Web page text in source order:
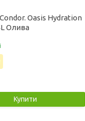
Oasis Hydration
Олива
Купити